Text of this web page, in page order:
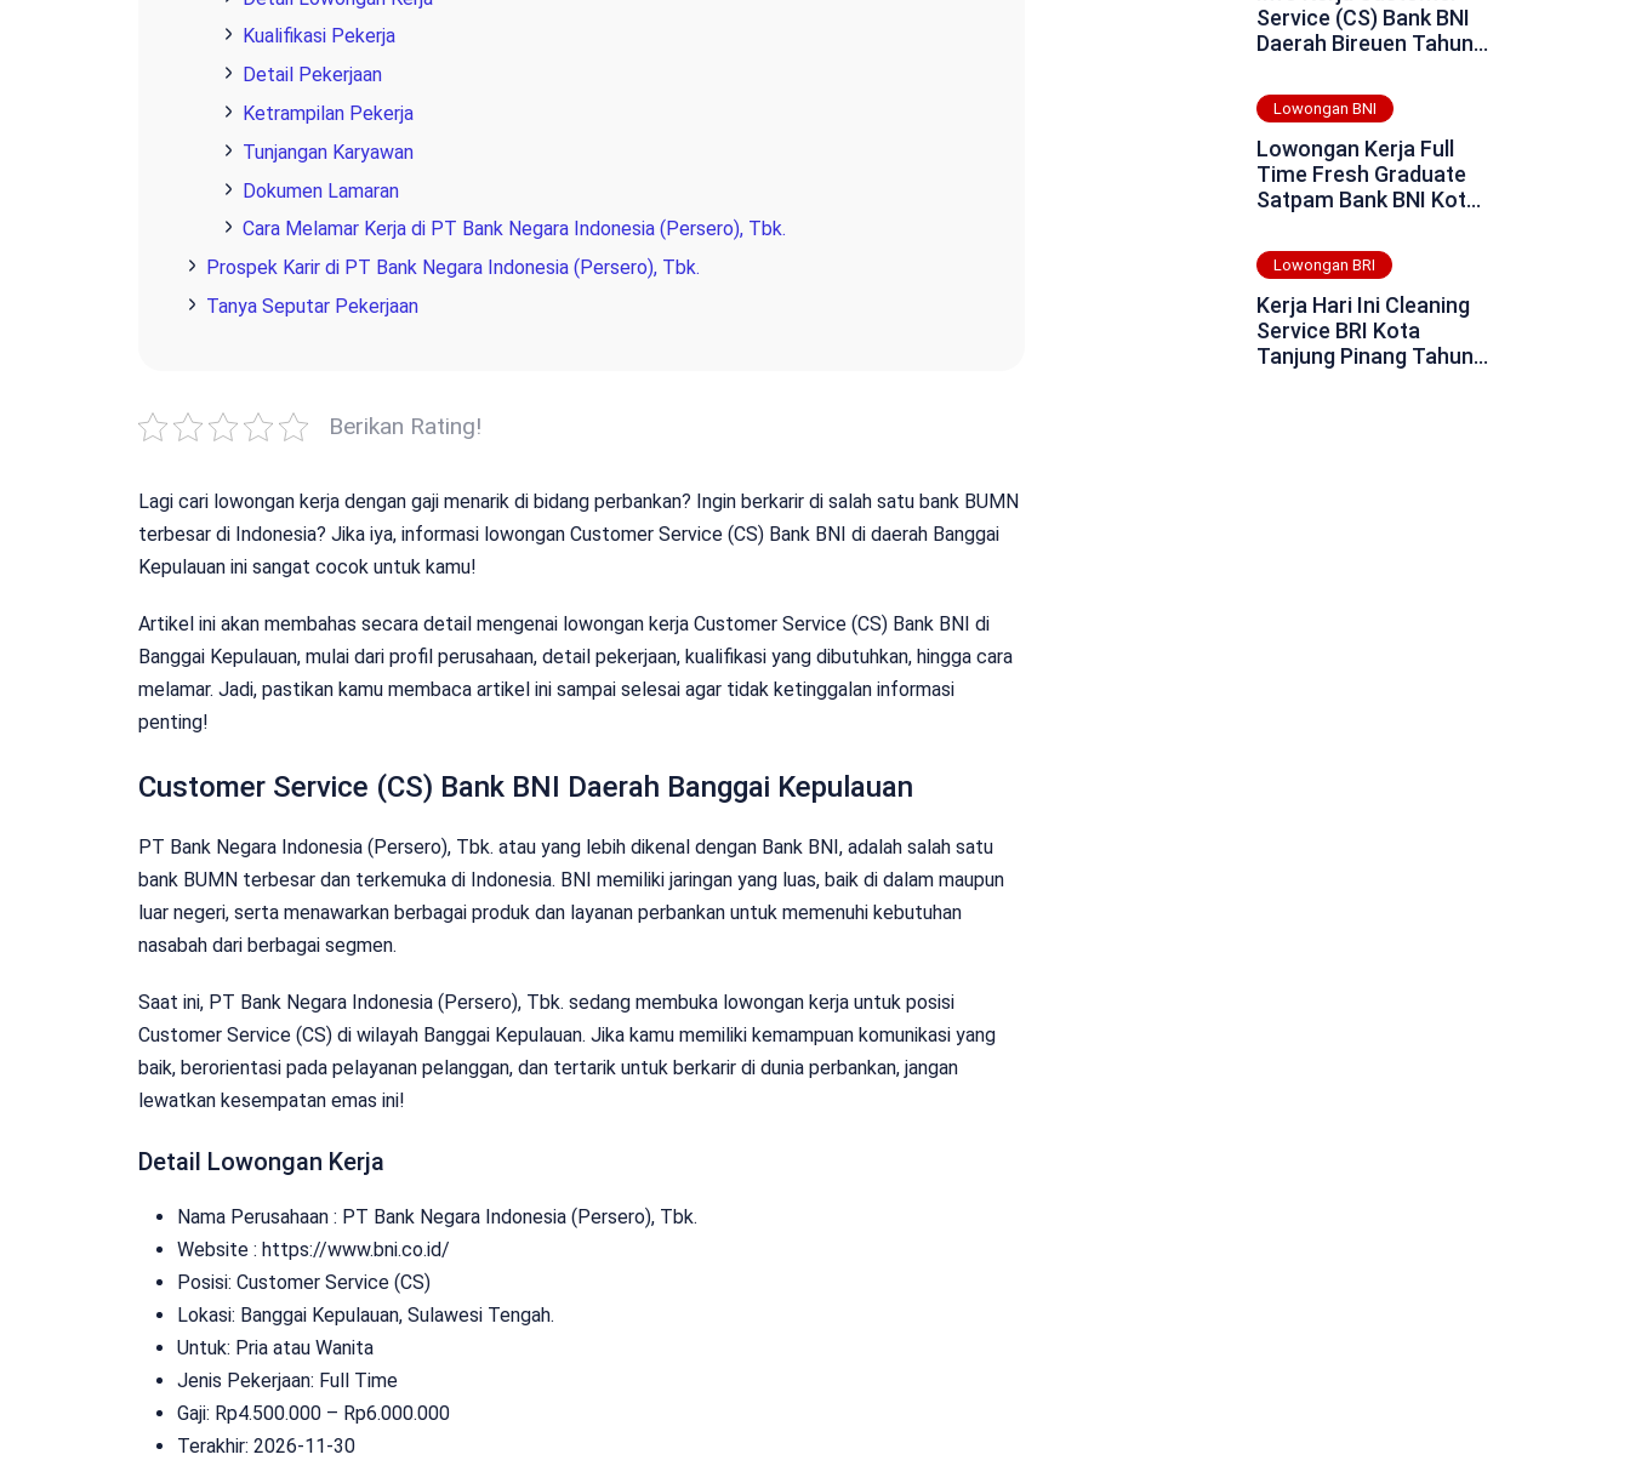
Kualifikasi Pekerja
Detail Pekerjaan
Ketrampilan Pekerja
Tunjangan Karyawan
Dokumen Lamaran
Cara Melamar Kerja di PT Bank Negara Indonesia (Persero), Tbk.
Prospek Karir di PT Bank Negara Indonesia (Persero), Tbk.
Tanya Seputar Pekerjaan
Berikan Rating!
Lagi cari lowongan kerja dengan gaji menarik di bidang perbankan? Ingin berkarir di salah satu bank BUMN
terbesar di Indonesia? Jika iya, informasi lowongan Customer Service (CS) Bank BNI di daerah Banggai
Kepulauan ini sangat cocok untuk kamu!
Artikel ini akan membahas secara detail mengenai lowongan kerja Customer Service (CS) Bank BNI di
Banggai Kepulauan, mulai dari profil perusahaan, detail pekerjaan, kualifikasi yang dibutuhkan, hingga cara
melamar. Jadi, pastikan kamu membaca artikel ini sampai selesai agar tidak ketinggalan informasi
penting!
Customer Service (CS) Bank BNI Daerah Banggai Kepulauan
PT Bank Negara Indonesia (Persero), Tbk. atau yang lebih dikenal dengan Bank BNI, adalah salah satu
bank BUMN terbesar dan terkemuka di Indonesia. BNI memiliki jaringan yang luas, baik di dalam maupun
luar negeri, serta menawarkan berbagai produk dan layanan perbankan untuk memenuhi kebutuhan
nasabah dari berbagai segmen.
Saat ini, PT Bank Negara Indonesia (Persero), Tbk. sedang membuka lowongan kerja untuk posisi
Customer Service (CS) di wilayah Banggai Kepulauan. Jika kamu memiliki kemampuan komunikasi yang
baik, berorientasi pada pelayanan pelanggan, dan tertarik untuk berkarir di dunia perbankan, jangan
lewatkan kesempatan emas ini!
Detail Lowongan Kerja
Nama Perusahaan : PT Bank Negara Indonesia (Persero), Tbk.
Website : https://www.bni.co.id/
Posisi: Customer Service (CS)
Lokasi: Banggai Kepulauan, Sulawesi Tengah.
Untuk: Pria atau Wanita
Jenis Pekerjaan: Full Time
Gaji: Rp4.500.000 – Rp6.000.000
Terakhir: 2026-11-30
Service (CS) Bank BNI
Daerah Bireuen Tahun
Lowongan BNI
Lowongan Kerja Full
Time Fresh Graduate
Satpam Bank BNI Kota
2025
Lowongan BRI
Kerja Hari Ini Cleaning
Service BRI Kota
Tanjung Pinang Tahun